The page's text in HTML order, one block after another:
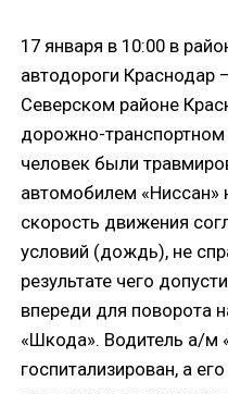
17 января в 10:00 в
автодороги Краснодар
Северском районе
дорожно-
человек были
автомобилем
скорость движения
условий (дождь), не
результате чего
впереди для поворота
«Шкода». Водитель а/м
госпитализирован, а